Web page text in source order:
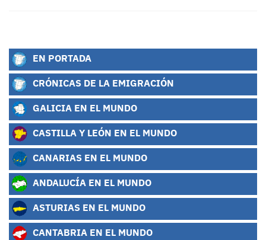
EN PORTADA
CRÓNICAS DE LA EMIGRACIÓN
GALICIA EN EL MUNDO
CASTILLA Y LEÓN EN EL MUNDO
CANARIAS EN EL MUNDO
ANDALUCÍA EN EL MUNDO
ASTURIAS EN EL MUNDO
CANTABRIA EN EL MUNDO